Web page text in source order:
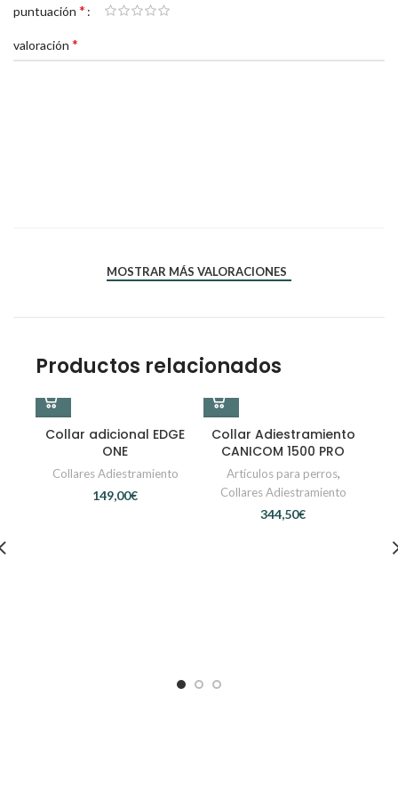
puntuación *
valoración *
MOSTRAR MÁS VALORACIONES
Productos relacionados
Collar adicional EDGE
ONE
Collares Adiestramiento
€
Collar Adiestramiento
CANICOM 1500 PRO
Artículos para perros,
Collares Adiestramiento
€